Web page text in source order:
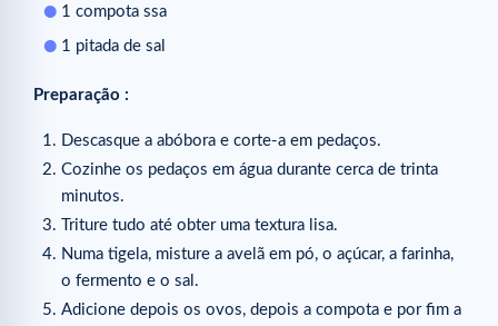
1 compota ssa
1 pitada de sal
Preparação :
Descasque a abóbora e corte-a em pedaços.
Cozinhe os pedaços em água durante cerca de trinta
minutos.
Triture tudo até obter uma textura lisa.
Numa tigela, misture a avelã em pó, o açúcar, a farinha,
o fermento e o sal.
Adicione depois os ovos, depois a compota e por fim a